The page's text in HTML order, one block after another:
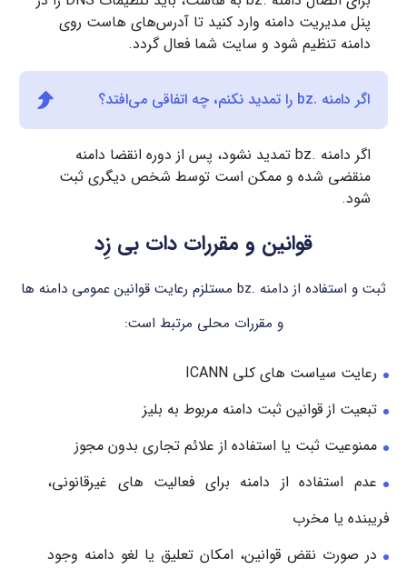
پنل مدیریت دامنه وارد کنید تا آدرس‌های هاست روی
دامنه تنظیم شود و سایت شما فعال گردد.
اگر دامنه .bz را تمدید نکنم، چه اتفاقی می‌افتد؟
اگر دامنه .bz تمدید نشود، پس از دوره انقضا دامنه
منقضی شده و ممکن است توسط شخص دیگری ثبت
شود.
قوانین و مقررات دات بی زِد
ثبت و استفاده از دامنه .bz مستلزم رعایت قوانین عمومی دامنه ها
و مقررات محلی مرتبط است:
رعایت سیاست های کلی ICANN
تبعیت از قوانین ثبت دامنه مربوط به بلیز
ممنوعیت ثبت یا استفاده از علائم تجاری بدون مجوز
عدم استفاده از دامنه برای فعالیت های غیرقانونی،
فریبنده یا مخرب
در صورت نقض قوانین، امکان تعلیق یا لغو دامنه وجود